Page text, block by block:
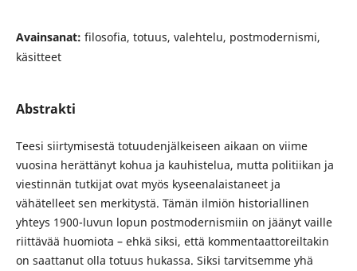
Avainsanat: filosofia, totuus, valehtelu, postmodernismi,
käsitteet
Abstrakti
Teesi siirtymisestä totuudenjälkeiseen aikaan on viime
vuosina herättänyt kohua ja kauhistelua, mutta politiikan ja
viestinnän tutkijat ovat myös kyseenalaistaneet ja
vähätelleet sen merkitystä. Tämän ilmiön historiallinen
yhteys 1900-luvun lopun postmodernismiin on jäänyt vaille
riittävää huomiota – ehkä siksi, että kommentaattoreiltakin
on saattanut olla totuus hukassa. Siksi tarvitsemme yhä